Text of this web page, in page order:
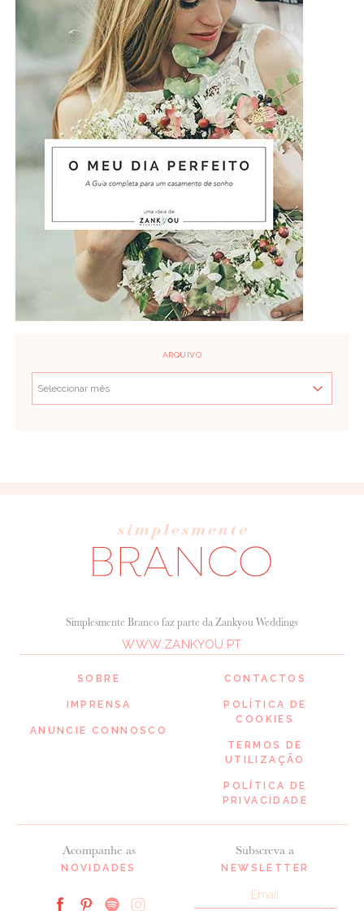
ARQUIVO
SOBRE
IMPRENSA
ANUNCIE CONNOSCO
Acompanhe as
NOVIDADES
Simplesmente Branco faz parte da Zankyou Weddings
WWW.ZANKYOU.PT
Subscreva a
NEWSLETTER
CONTACTOS
POLÍTICA DE
COOKIES
TERMOS DE
UTILIZAÇÃO
POLÍTICA DE
PRIVACIDADE